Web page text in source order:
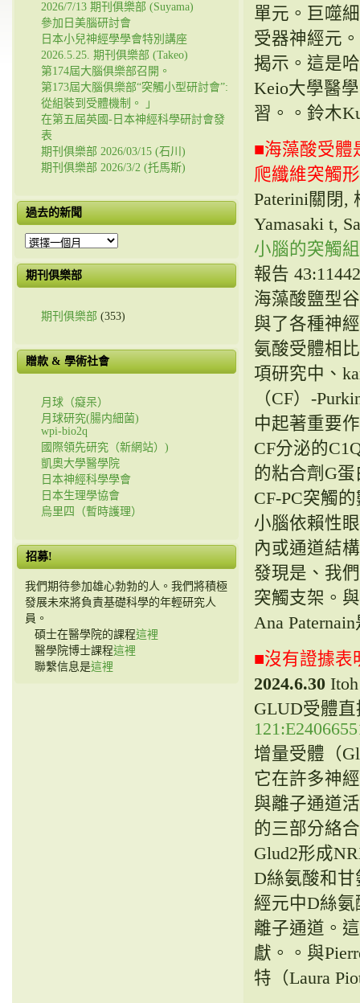
2026/7/13 期刊俱樂部 (Suyama)
參加日美腦研討會
日本小兒神經學學會特別講座
2026.5.25. 期刊俱樂部 (Takeo)
第174屆大腦俱樂部召開。
第173屆大腦俱樂部“突觸小型研討會”:
從組裝到受體機制。 」
在第五屆英國-日本神經科學研討會發
表
期刊俱樂部 2026/03/15 (石川)
期刊俱樂部 2026/3/2 (托馬斯)
過去的新聞
過
的
新
期刊俱樂部
期刊俱樂部 (353)
贈款 & 學術社會
月球（癡呆）
月球研究(腸内細菌)
wpi-bio2q
國際領先研究（新網站）)
凱奧大學醫學院
日本神經科學學會
日本生理學協會
烏里四（暫時護理）
招募!
我們期待參加雄心勃勃的人。我們將積極
發展未來將負責基礎科學的年輕研究人
員。
碩士在醫學院的課程這裡
醫學院博士課程這裡
聯繫信息是這裡
單元。巨噬
受器神經元
揭示。這是
Keio大學醫
習。。鈴木
■海藻酸受體
爬纖維突觸
Paterini關閉,
Yamasaki t,
小腦的突觸
報告
海藻酸鹽型
與了各種神
氨酸受體相
項研究中、
（CF）-
中起著重要
CF分泌的
的粘合劑G
CF-PC突觸
小腦依賴性
內或通道結
發現是、我
突觸支架。
Ana
■沒有證據表
2024.6.30
GLUD受體
增量受體（
它在許多神
與離子通道
的三部分絡
Glud2形成
D絲氨酸和
經元中D絲
離子通道。
獻。。與
特（Laura